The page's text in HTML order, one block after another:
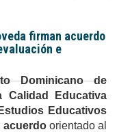
firman acuerdo
e
Dominicano de
Calidad Educativa
Educativos
acuerdoorientado al